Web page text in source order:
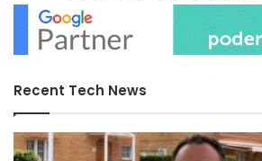
Recent Tech News